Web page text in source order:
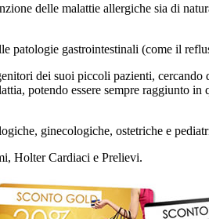
delle malattie allergiche sia di
patologie gastrointestinali (come il
dei suoi piccoli pazienti,
potendo essere sempre raggiunto
ginecologiche, ostetriche e
Holter Cardiaci e Prelievi.